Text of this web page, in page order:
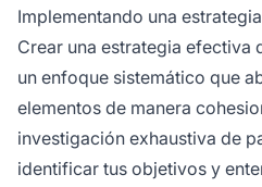
Implementando una
Crear una estrategia efectiva
un enfoque sistemático que
elementos de manera
investigación exhaustiva de
identificar tus objetivos y